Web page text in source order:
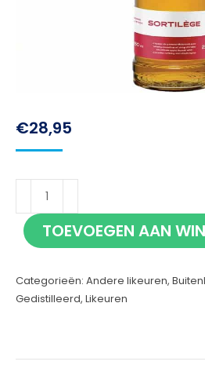
€28,95
Sortilege
Apple
70cl TOEVOEGEN AAN
Categorieën: Andere likeuren,
Gedistilleerd, Likeuren